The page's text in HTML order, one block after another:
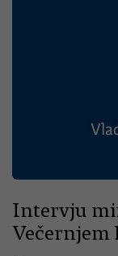
Intervju
Večernjem